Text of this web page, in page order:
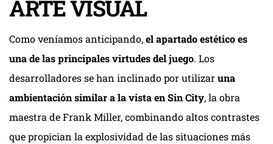
ARTE VISUAL
Como veníamos anticipando,el apartado estético es
una de las principales virtudes del juego. Los
desarrolladores se han inclinado por utilizaruna
ambientación similar a la vista en Sin City, la obra
maestra de Frank Miller, combinando altos contrastes
que propician la explosividad de las situaciones más